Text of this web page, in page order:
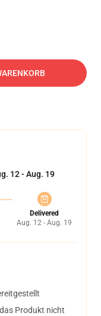
12 - Aug. 19
Delivered
Aug. 12 - Aug. 19
Produkt nicht